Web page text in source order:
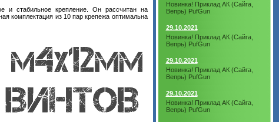
и стабильное крепление. Он рассчитан на
комплектация из 10 пар крепежа оптимальна
Новинка! Приклад АК (Сайга,
Вепрь) PufGun
29.10.2021
Новинка! Приклад АК (Сайга,
Вепрь) PufGun
29.10.2021
Новинка! Приклад АК (Сайга,
Вепрь) PufGun
29.10.2021
Новинка! Приклад АК (Сайга,
Вепрь) PufGun